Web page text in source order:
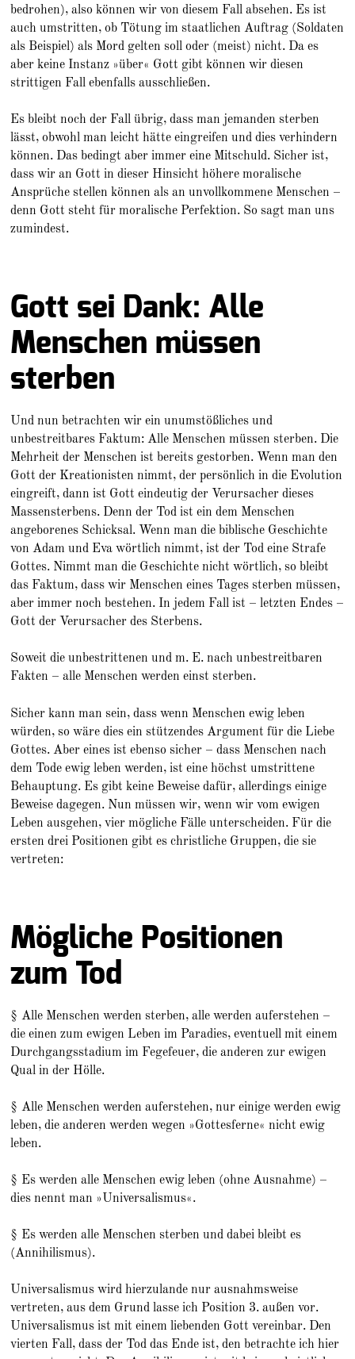
bedrohen), also können wir von diesem Fall absehen. Es ist
auch umstritten, ob Tötung im staatlichen Auftrag (Soldaten
als Beispiel) als Mord gelten soll oder (meist) nicht. Da es
aber keine Instanz »über« Gott gibt können wir diesen
strittigen Fall ebenfalls ausschließen.
Es bleibt noch der Fall übrig, dass man jemanden sterben
lässt, obwohl man leicht hätte eingreifen und dies verhindern
können. Das bedingt aber immer eine Mitschuld. Sicher ist,
dass wir an Gott in dieser Hinsicht höhere moralische
Ansprüche stellen können als an unvollkommene Menschen –
denn Gott steht für moralische Perfektion. So sagt man uns
zumindest.
Gott sei Dank: Alle
Menschen müssen
sterben
Und nun betrachten wir ein unumstößliches und
unbestreitbares Faktum: Alle Menschen müssen sterben. Die
Mehrheit der Menschen ist bereits gestorben. Wenn man den
Gott der Kreationisten nimmt, der persönlich in die Evolution
eingreift, dann ist Gott eindeutig der Verursacher dieses
Massensterbens. Denn der Tod ist ein dem Menschen
angeborenes Schicksal. Wenn man die biblische Geschichte
von Adam und Eva wörtlich nimmt, ist der Tod eine Strafe
Gottes. Nimmt man die Geschichte nicht wörtlich, so bleibt
das Faktum, dass wir Menschen eines Tages sterben müssen,
aber immer noch bestehen. In jedem Fall ist – letzten Endes –
Gott der Verursacher des Sterbens.
Soweit die unbestrittenen und m. E. nach unbestreitbaren
Fakten – alle Menschen werden einst sterben.
Sicher kann man sein, dass wenn Menschen ewig leben
würden, so wäre dies ein stützendes Argument für die Liebe
Gottes. Aber eines ist ebenso sicher – dass Menschen nach
dem Tode ewig leben werden, ist eine höchst umstrittene
Behauptung. Es gibt keine Beweise dafür, allerdings einige
Beweise dagegen. Nun müssen wir, wenn wir vom ewigen
Leben ausgehen, vier mögliche Fälle unterscheiden. Für die
ersten drei Positionen gibt es christliche Gruppen, die sie
vertreten:
Mögliche Positionen
zum Tod
§ Alle Menschen werden sterben, alle werden auferstehen –
die einen zum ewigen Leben im Paradies, eventuell mit einem
Durchgangsstadium im Fegefeuer, die anderen zur ewigen
Qual in der Hölle.
§ Alle Menschen werden auferstehen, nur einige werden ewig
leben, die anderen werden wegen »Gottesferne« nicht ewig
leben.
§ Es werden alle Menschen ewig leben (ohne Ausnahme) –
dies nennt man »Universalismus«.
§ Es werden alle Menschen sterben und dabei bleibt es
(Annihilismus).
Universalismus wird hierzulande nur ausnahmsweise
vertreten, aus dem Grund lasse ich Position 3. außen vor.
Universalismus ist mit einem liebenden Gott vereinbar. Den
vierten Fall, dass der Tod das Ende ist, den betrachte ich hier